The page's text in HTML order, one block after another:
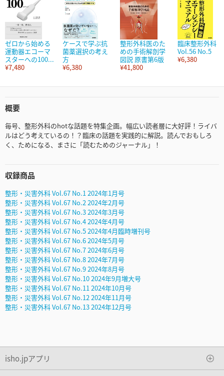
ゼロから始める
運動器エコーマ
スターへの100...
¥7,480
ケースで学ぶ抗
菌薬選択の考え
方
¥6,380
整形外科医のた
めの手術解剖学
図説 原書第6版
¥41,800
臨床整形外科
Vol.56 No.5
¥6,380
概要
毎号、整形外科のhotな話題を特集企画。幅広い読者層に大好評！ライバ
ルはどう考えているの！？臨床の話題を実践的に解説。読んでおもしろ
く、ためになる、まさに「読むためのジャーナル」！
収録商品
整形・災害外科 Vol.67 No.1 2024年1月号
整形・災害外科 Vol.67 No.2 2024年2月号
整形・災害外科 Vol.67 No.3 2024年3月号
整形・災害外科 Vol.67 No.4 2024年4月号
整形・災害外科 Vol.67 No.5 2024年4月臨時増刊号
整形・災害外科 Vol.67 No.6 2024年5月号
整形・災害外科 Vol.67 No.7 2024年6月号
整形・災害外科 Vol.67 No.8 2024年7月号
整形・災害外科 Vol.67 No.9 2024年8月号
整形・災害外科 Vol.67 No.10 2024年9月増大号
整形・災害外科 Vol.67 No.11 2024年10月号
整形・災害外科 Vol.67 No.12 2024年11月号
整形・災害外科 Vol.67 No.13 2024年12月号
isho.jpアプリ